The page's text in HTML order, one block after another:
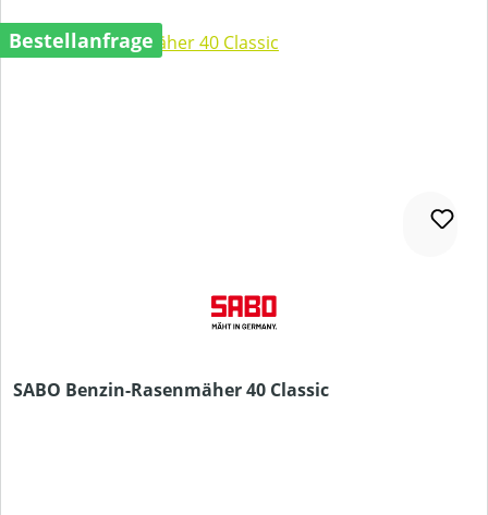
Bestellanfrage
SABO Benzin-Rasenmäher 40 Classic